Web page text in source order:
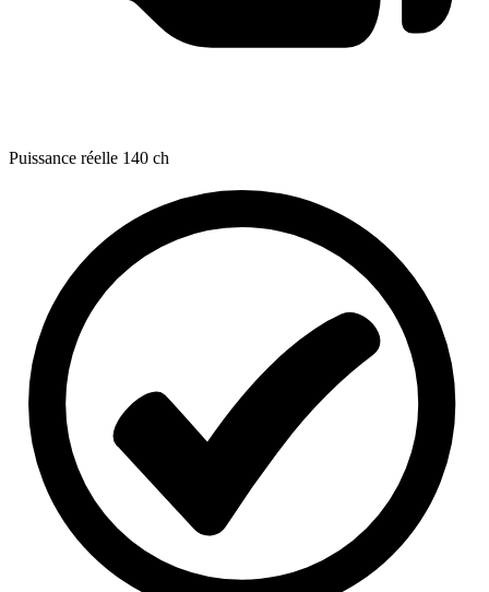
Puissance réelle 140 ch